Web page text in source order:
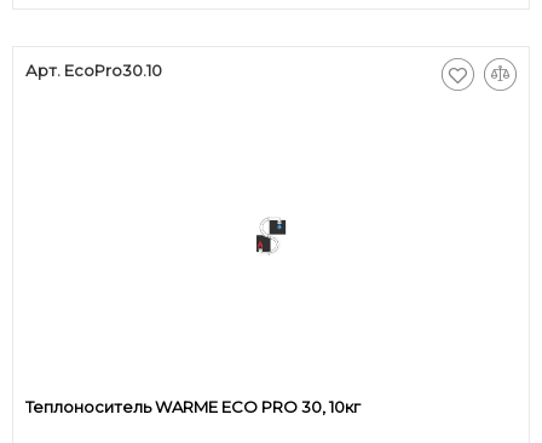
Арт. EcoPro30.10
Теплоноситель WARME ECO PRO 30, 10кг